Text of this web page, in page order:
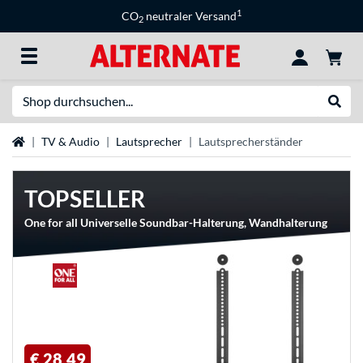
CO2 neutraler Versand1
StartseiteTV & Audio Lautsprecher Lautsprecherständer
TOPSELLER
One for all Universelle Soundbar-Halterung, Wandhalterung
€ 28,49